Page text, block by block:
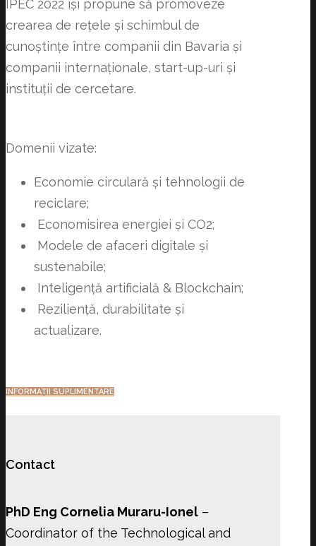
IPEC 2022 își propune să promoveze
crearea de rețele și schimbul de
cunoștințe între companii din Bavaria și
companii internaționale, start-up-uri și
instituții de cercetare.
Domenii vizate:
Economie circulară și tehnologii de
reciclare;
Economisirea energiei și CO2;
Modele de afaceri digitale și
sustenabile;
Inteligență artificială & Blockchain;
Reziliență, durabilitate și
actualizare.
INFORMAȚII SUPLIMENTARE
Contact
PhD Eng Cornelia Muraru-Ionel –
Coordinator of the Technological and